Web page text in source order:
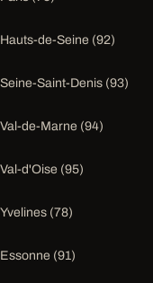
Hauts-de-Seine (92)
Seine-Saint-Denis (93)
Val-de-Marne (94)
Val-d'Oise (95)
Yvelines (78)
Essonne (91)